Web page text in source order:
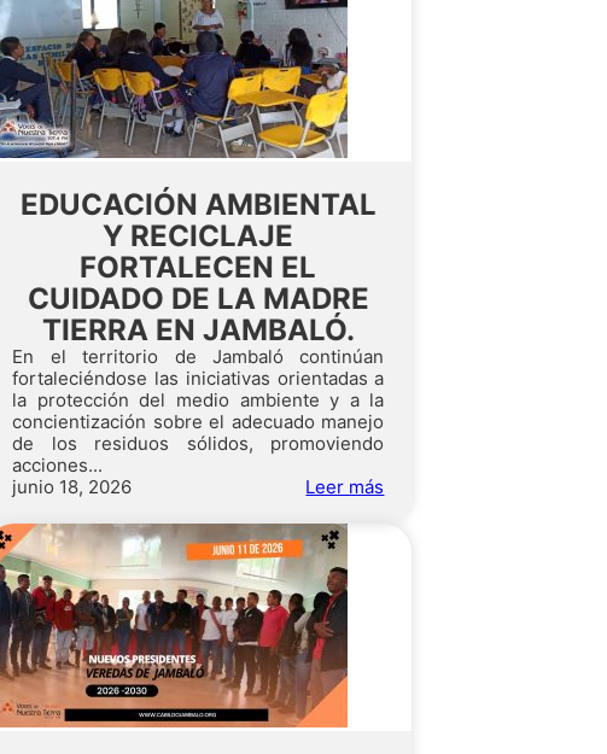
EDUCACIÓN AMBIENTAL
Y RECICLAJE
FORTALECEN EL
CUIDADO DE LA MADRE
TIERRA EN JAMBALÓ.
En el territorio de Jambaló continúan
fortaleciéndose las iniciativas orientadas a
la protección del medio ambiente y a la
concientización sobre el adecuado manejo
de los residuos sólidos, promoviendo
acciones...
junio 18, 2026
Leer más